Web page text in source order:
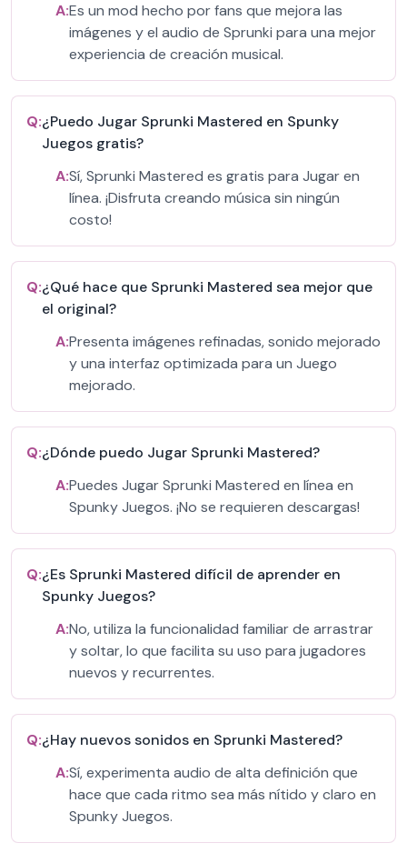
A:Es un mod hecho por fans que mejora las
imágenes y el audio de Sprunki para una mejor
experiencia de creación musical.
Q:¿Puedo Jugar Sprunki Mastered en Spunky
Juegos gratis?
A:Sí, Sprunki Mastered es gratis para Jugar en
línea. ¡Disfruta creando música sin ningún
costo!
Q:¿Qué hace que Sprunki Mastered sea mejor que
el original?
A:Presenta imágenes refinadas, sonido mejorado
y una interfaz optimizada para un Juego
mejorado.
Q:¿Dónde puedo Jugar Sprunki Mastered?
A:Puedes Jugar Sprunki Mastered en línea en
Spunky Juegos. ¡No se requieren descargas!
Q:¿Es Sprunki Mastered difícil de aprender en
Spunky Juegos?
A:No, utiliza la funcionalidad familiar de arrastrar
y soltar, lo que facilita su uso para jugadores
nuevos y recurrentes.
Q:¿Hay nuevos sonidos en Sprunki Mastered?
A:Sí, experimenta audio de alta definición que
hace que cada ritmo sea más nítido y claro en
Spunky Juegos.